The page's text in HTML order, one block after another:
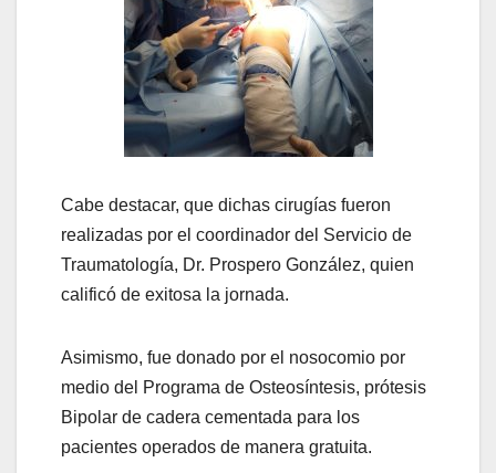
Cabe destacar, que dichas cirugías fueron
realizadas por el coordinador del Servicio de
Traumatología, Dr. Prospero González, quien
calificó de exitosa la jornada.
Asimismo, fue donado por el nosocomio por
medio del Programa de Osteosíntesis, prótesis
Bipolar de cadera cementada para los
pacientes operados de manera gratuita.